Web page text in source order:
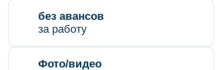
без авансов
за работу
Фото/видео